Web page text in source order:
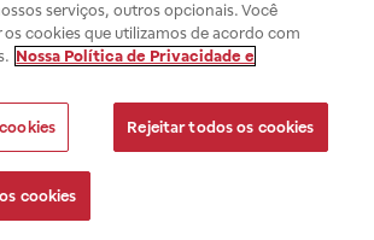
serviços, outros opcionais. Você
os cookies que utilizamos de acordo com
Nossa Política de Privacidade e
Rejeitar todos os cookies
cookies